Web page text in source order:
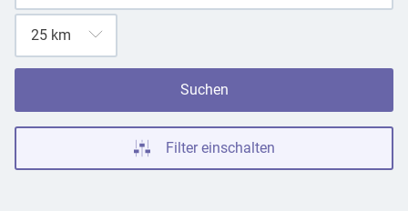
Suchen
Filter einschalten